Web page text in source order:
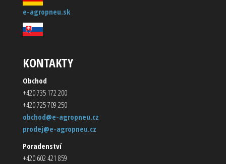
e-agropneu.sk
KONTAKTY
Obchod
+420 735 172 200
+420 725 709 250
obchod@e-agropneu.cz
prodej@e-agropneu.cz
Poradenství
+420 602 421 859